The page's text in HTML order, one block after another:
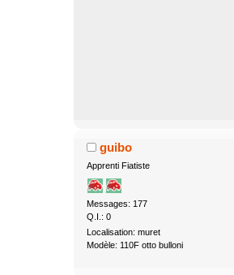
guibo
Apprenti Fiatiste
Messages: 177
Q.I.: 0
Localisation: muret
Modèle: 110F otto bulloni